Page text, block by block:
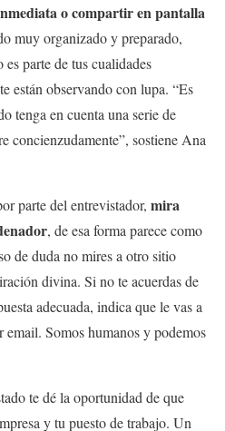
o compartir en pantalla
muy organizado y preparado,
es parte de tus cualidades
están observando con lupa. “Es
tenga en cuenta una serie de
concienzudamente”, sostiene Ana
parte del entrevistador, mira
, de esa forma parece como
de duda no mires a otro sitio
divina. Si no te acuerdas de
adecuada, indica que le vas a
email. Somos humanos y podemos
te dé la oportunidad de que
y tu puesto de trabajo. Un